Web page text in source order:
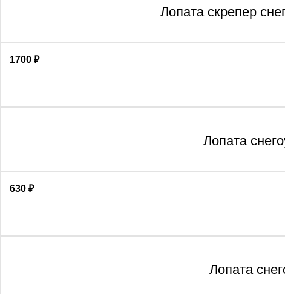
Лопата скрепер
1700 ₽
Лопата
630 ₽
Лопата